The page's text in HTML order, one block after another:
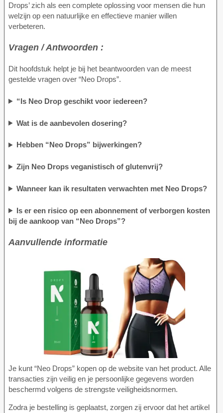
Drops’ zich als een complete oplossing voor mensen die hun
welzijn op een natuurlijke en effectieve manier willen
verbeteren.
Vragen / Antwoorden :
Dit hoofdstuk helpt je bij het beantwoorden van de meest
gestelde vragen over “Neo Drops”.
“Is Neo Drop geschikt voor iedereen?
Wat is de aanbevolen dosering?
Hebben “Neo Drops” bijwerkingen?
Zijn Neo Drops veganistisch of glutenvrij?
Wanneer kan ik resultaten verwachten met Neo Drops?
Is er een risico op een abonnement of verborgen kosten
bij de aankoop van “Neo Drops”?
Aanvullende informatie
Je kunt “Neo Drops” kopen op de website van het product. Alle
transacties zijn veilig en je persoonlijke gegevens worden
beschermd volgens de strengste veiligheidsnormen.
Zodra je bestelling is geplaatst, zorgen zij ervoor dat het artikel